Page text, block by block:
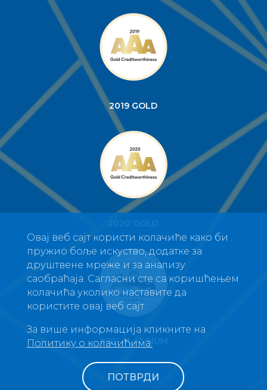
Овај веб сајт користи колачиће како би
пружио боље искуство, додатке за
друштвене мреже и за анализу
саобраћаја. Сагласни сте са коришћењем
колачића уколико наставите да
користите овај веб сајт.
За више информација кликните на
Политику о колачићима.
ПОТВРДИ
2020 GOLD
2021 PLATINUM